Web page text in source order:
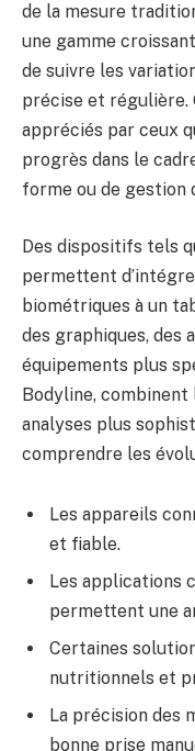
de la mesure
une gamme
de suivre les
précise et
appréciés par ceux
progrès dans le
forme ou de gestion
Des dispositifs tels
permettent
biométriques à un
des graphiques, des
équipements plus
Bodyline, combinent
analyses plus
comprendre les
Les appareils
et fiable.
Les applications
permettent une
Certaines
nutritionnels et
La précision des
bonne prise